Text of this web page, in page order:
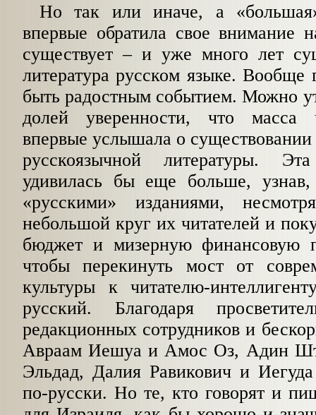
Но так или иначе, а
впервые обратила свое внимание
существует – и уже много лет
литература русском языке. Вообще
быть радостным событием. Можно
долей уверенности, что масса
впервые услышала о существовании
русскоязычной литературы.
удивилась бы еще боль­ше,
«русскими» изданиями,
небольшой круг их читателей и
бюджет и мизерную финансовую
чтобы перекинуть мост от
культуры к читателю-
русский. Благодаря
редакционных сотрудни­ков и
Авраам Иешуа и Амос Оз, Адин
Эльдад, Далия Равикович и
по-русски. Но те, кто говорят и